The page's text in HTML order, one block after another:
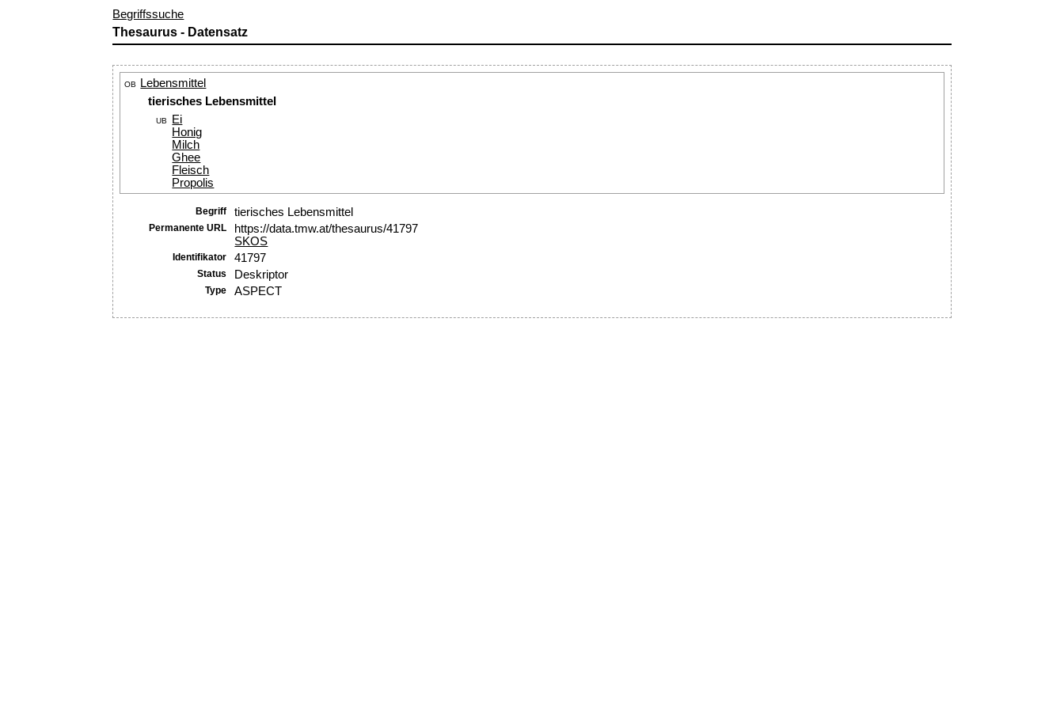
Begriffssuche
Thesaurus - Datensatz
OB
Lebensmittel
tierisches Lebensmittel
UB
Ei
Honig
Milch
Ghee
Fleisch
Propolis
Begriff tierisches Lebensmittel
Permanente URL
https://data.tmw.at/thesaurus/41797
SKOS
Identifikator 41797
Status Deskriptor
Type ASPECT